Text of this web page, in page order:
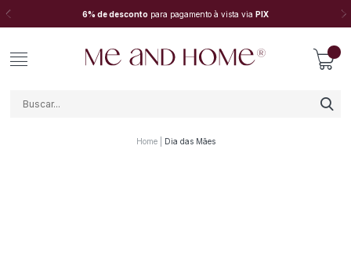
6% de desconto para pagamento à vista viaPIX
Home Dia das Mães